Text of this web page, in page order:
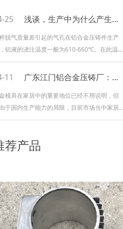
25 浅谈，生产中为什么产生依气孔？
脱气质量差引起的气孔在铝合金压铸件生产
铝液的浇注温度一般为610-660℃。在此温度
很多气体（主要是氢气）溶解在铝液中，铝
氢气的溶解度与铝合金相同。温度密切相
100g，在660℃左右的固态铝合金中仅
100g。此时液态铝液中的氢含量约
态。 19
11 广东江门铝合金压铸厂：五金模具在家具行业中地位非常关键
模具在家居中的重要地位已经不用说明，但
于国内生产能力的局限，目前市场当中家居
市场都是被进口的五金模具企业占领。出名
进。如何衡量家具的档次和质量，可以从五
荐产品